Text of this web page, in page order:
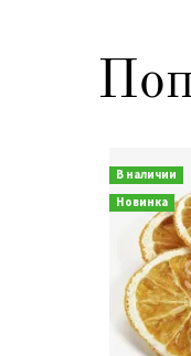
В наличии
Новинка